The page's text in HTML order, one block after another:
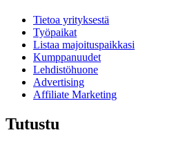
Tietoa yrityksestä
Työpaikat
Listaa majoituspaikkasi
Kumppanuudet
Lehdistöhuone
Advertising
Affiliate Marketing
Tutustu